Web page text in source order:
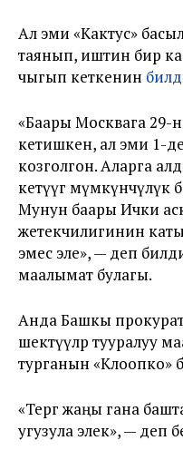
Ал эми «Кактус»
таянып, иштин бир
чыгып кеткенин
«Баары Москвага 29-
кетишкен, ал эми 1-
козголгон. Аларга
кетүүгө
Мунун баары Ички
жетекчилигинин
эмес эле», — деп
маалымат булагы.
Анда Башкы
шектүүлөр тууралуу
турганын «Клоопко»
«Тергөө жаңы гана
угузула элек», — деп